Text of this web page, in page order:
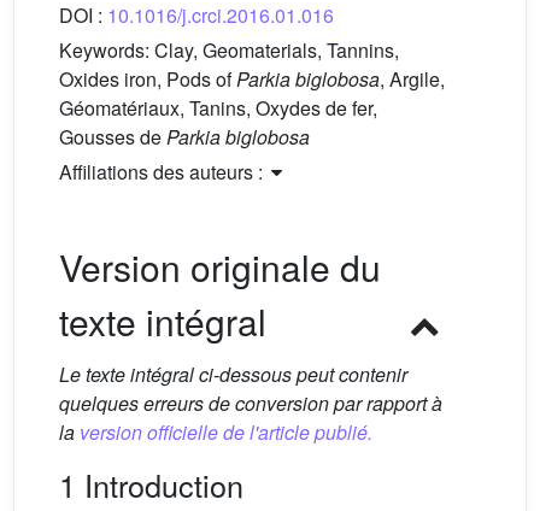
DOI : 10.1016/j.crci.2016.01.016
Keywords: Clay, Geomaterials, Tannins,
Oxides iron, Pods ofParkia biglobosa, Argile,
Géomatériaux, Tanins, Oxydes de fer,
Gousses deParkia biglobosa
Affiliations des auteurs :
Version originale du
texte intégral
Le texte intégral ci-dessous peut contenir
quelques erreurs de conversion par rapport à
la version officielle de l'article publié.
1 Introduction